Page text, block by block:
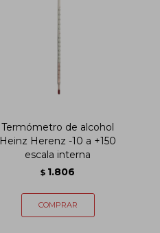
Termómetro de alcohol
Heinz Herenz -10 a +150
escala interna
$ 1.806